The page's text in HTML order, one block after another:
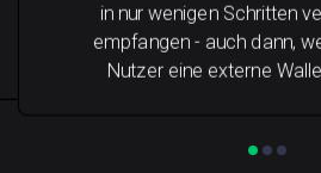
in nur wenigen Schritten
empfangen - auch dann,
Nutzer eine externe